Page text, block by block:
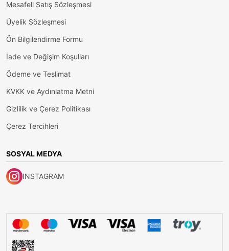
Mesafeli Satış Sözleşmesi
Üyelik Sözleşmesi
Ön Bilgilendirme Formu
İade ve Değişim Koşulları
Ödeme ve Teslimat
KVKK ve Aydınlatma Metni
Gizlilik ve Çerez Politikası
Çerez Tercihleri
SOSYAL MEDYA
INSTAGRAM